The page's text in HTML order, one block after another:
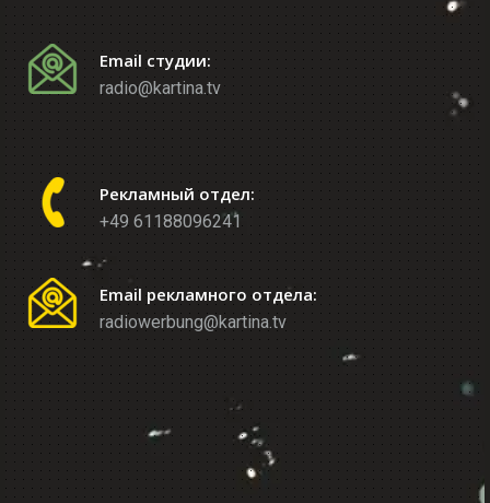
Email студии:
radio@kartina.tv
Рекламный отдел:
+49 61188096241
Email рекламного отдела:
radiowerbung@kartina.tv